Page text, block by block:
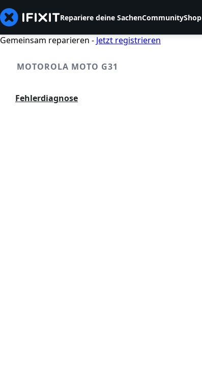
Repariere deine SachenCommunityShop
Gemeinsam reparieren - Jetzt registrieren
MOTOROLA MOTO G31
Fehlerdiagnose